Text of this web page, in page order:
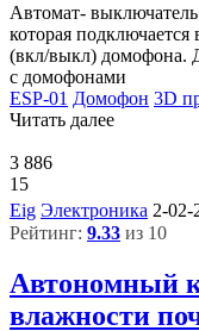
Автомат-
которая
(вкл/выкл) домофона.
с домофонами
ESP-01 Домофон 3D
Читать далее
3 886
15
Eig Электроника 2-02-
Рейтинг: 9.33 из 10
Автономный
влажности